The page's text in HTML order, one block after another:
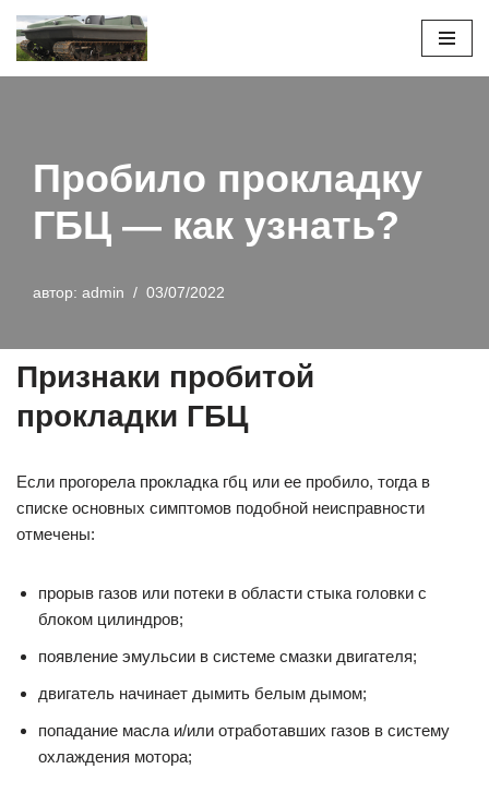
Перейти
Пробило прокладку
ГБЦ — как узнать?
автор: admin 03/07/2022
Признаки пробитой
прокладки ГБЦ
Если прогорела прокладка гбц или ее пробило, тогда в
списке основных симптомов подобной неисправности
отмечены:
прорыв газов или потеки в области стыка головки с
блоком цилиндров;
появление эмульсии в системе смазки двигателя;
двигатель начинает дымить белым дымом;
попадание масла и/или отработавших газов в систему
охлаждения мотора;